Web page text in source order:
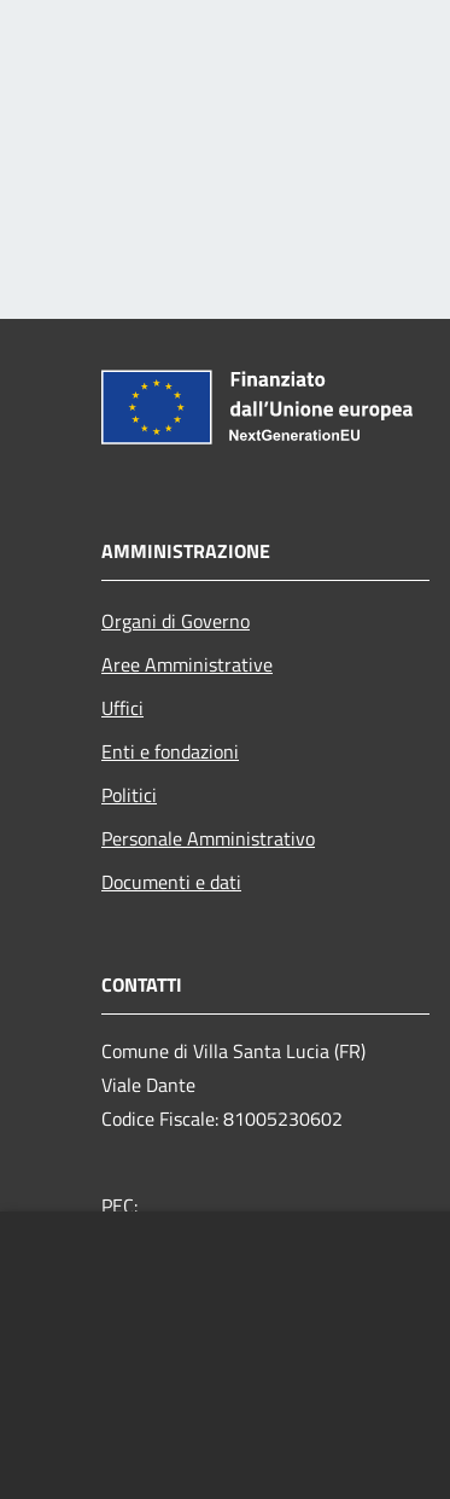
AMMINISTRAZIONE
Organi di Governo
Aree Amministrative
Uffici
Enti e fondazioni
Politici
Personale Amministrativo
Documenti e dati
CONTATTI
Comune di Villa Santa Lucia (FR)
Viale Dante
Codice Fiscale: 81005230602
PEC: